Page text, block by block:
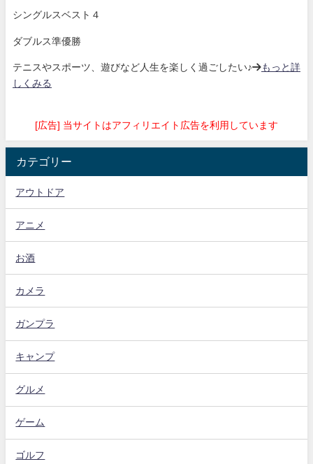
シングルスベスト４
ダブルス準優勝
テニスやスポーツ、遊びなど人生を楽しく過ごしたい♪→もっと詳
しくみる
[広告] 当サイトはアフィリエイト広告を利用しています
カテゴリー
アウトドア
アニメ
お酒
カメラ
ガンプラ
キャンプ
グルメ
ゲーム
ゴルフ